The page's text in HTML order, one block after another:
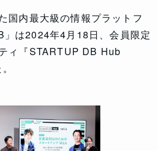
国内最大級の情報プラットフ
は2024年4月18日、会員限定
ィ『STARTUP DB Hub